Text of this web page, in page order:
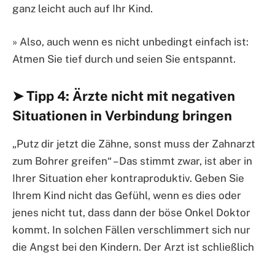
ganz leicht auch auf Ihr Kind.
» Also, auch wenn es nicht unbedingt einfach ist:
Atmen Sie tief durch und seien Sie entspannt.
➤ Tipp 4: Ärzte nicht mit negativen
Situationen in Verbindung bringen
„Putz dir jetzt die Zähne, sonst muss der Zahnarzt
zum Bohrer greifen“ – Das stimmt zwar, ist aber in
Ihrer Situation eher kontraproduktiv. Geben Sie
Ihrem Kind nicht das Gefühl, wenn es dies oder
jenes nicht tut, dass dann der böse Onkel Doktor
kommt. In solchen Fällen verschlimmert sich nur
die Angst bei den Kindern. Der Arzt ist schließlich